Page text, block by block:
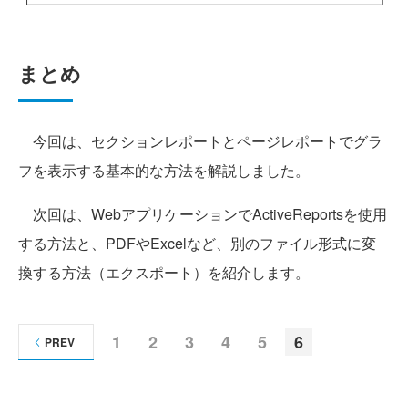
まとめ
今回は、セクションレポートとページレポートでグラ
フを表示する基本的な方法を解説しました。
次回は、WebアプリケーションでActiveReportsを使用
する方法と、PDFやExcelなど、別のファイル形式に変
換する方法（エクスポート）を紹介します。
1 2 3 4 5 6
PREV